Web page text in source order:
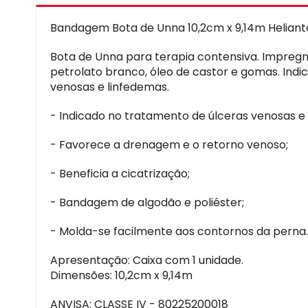
Bandagem Bota de Unna 10,2cm x 9,14m
Bota de Unna para terapia contensiva.
petrolato branco, óleo de castor e gomas.
venosas e linfedemas.
- Indicado no tratamento de úlceras venosas e
- Favorece a drenagem e o retorno venoso;
- Beneficia a cicatrização;
- Bandagem de algodão e poliéster;
- Molda-se facilmente aos contornos da perna.
Apresentação: Caixa com 1 unidade.
Dimensões: 10,2cm x 9,14m
ANVISA: CLASSE IV - 80225200018